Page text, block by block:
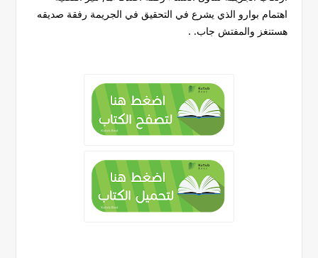
اهتمام بوارو الذي يشرع في التحقيق في الجريمة رفقة صديقه
هستنغز والمفتش جاب. .